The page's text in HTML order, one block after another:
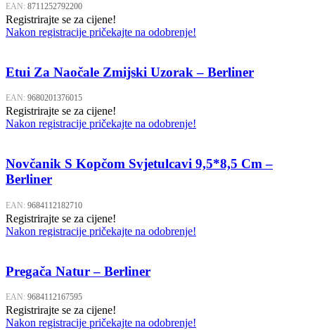
EAN: 8711252792200
Registrirajte se za cijene!
Nakon registracije pričekajte na odobrenje!
Etui Za Naočale Zmijski Uzorak – Berliner
EAN: 9680201376015
Registrirajte se za cijene!
Nakon registracije pričekajte na odobrenje!
Novčanik S Kopčom Svjetulcavi 9,5*8,5 Cm –
Berliner
EAN: 9684112182710
Registrirajte se za cijene!
Nakon registracije pričekajte na odobrenje!
Pregača Natur – Berliner
EAN: 9684112167595
Registrirajte se za cijene!
Nakon registracije pričekajte na odobrenje!